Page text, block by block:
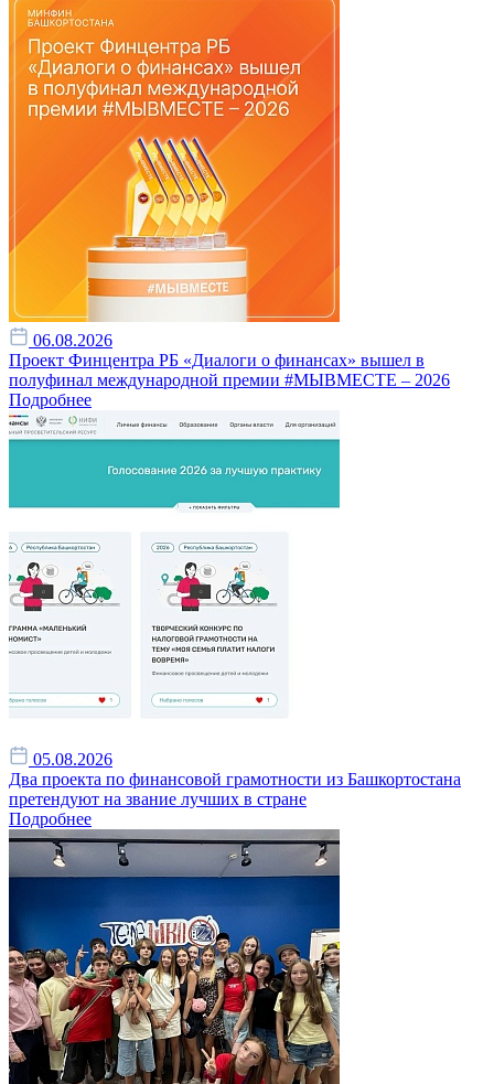
06.08.2026
Проект Финцентра РБ «Диалоги о финансах» вышел в
полуфинал международной премии #МЫВМЕСТЕ – 2026
Подробнее
05.08.2026
Два проекта по финансовой грамотности из Башкортостана
претендуют на звание лучших в стране
Подробнее